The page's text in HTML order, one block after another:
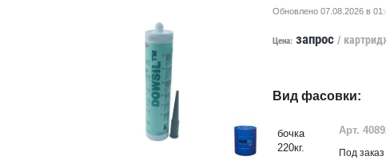
Обновлено 07.08.2026 в
Цена: запрос /
Вид фасовки:
бочка
220кг.
Арт.
Под заказ